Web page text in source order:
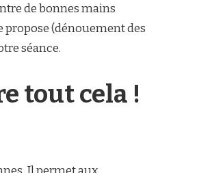
de bonnes mains
propose (dénouement des
séance.
tout cela !